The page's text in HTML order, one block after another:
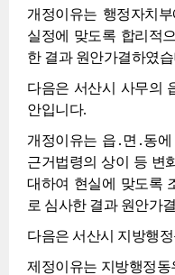
개정이유는 행정자치
실정에 맞도록 합리적
한 결과 원안가결하였
다음은 서산시 사무의
안입니다.
개정이유는 읍․면․동
근거법령의 상이 등 변
대하여 현실에 맞도록
로 심사한 결과 원안가
다음은 서산시 지방행
제정이유는 지방행정동